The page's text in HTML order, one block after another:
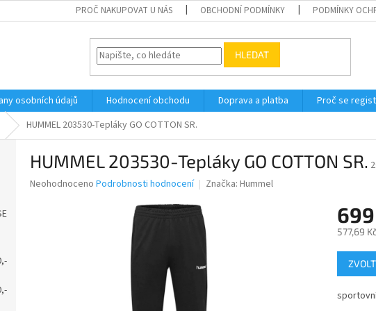
PROČ NAKUPOVAT U NÁS OBCHODNÍ PODMÍNKY PODMÍNKY
HLEDAT
osobních údajů Hodnocení obchodu Doprava a platba Proč se
HUMMEL 203530-Tepláky GO COTTON SR.
HUMMEL 203530-Tepláky GO COTTON SR.
Průměrné
Neohodnoceno Podrobnosti hodnocení Značka: Hummel
577,69
Měrná
cena: